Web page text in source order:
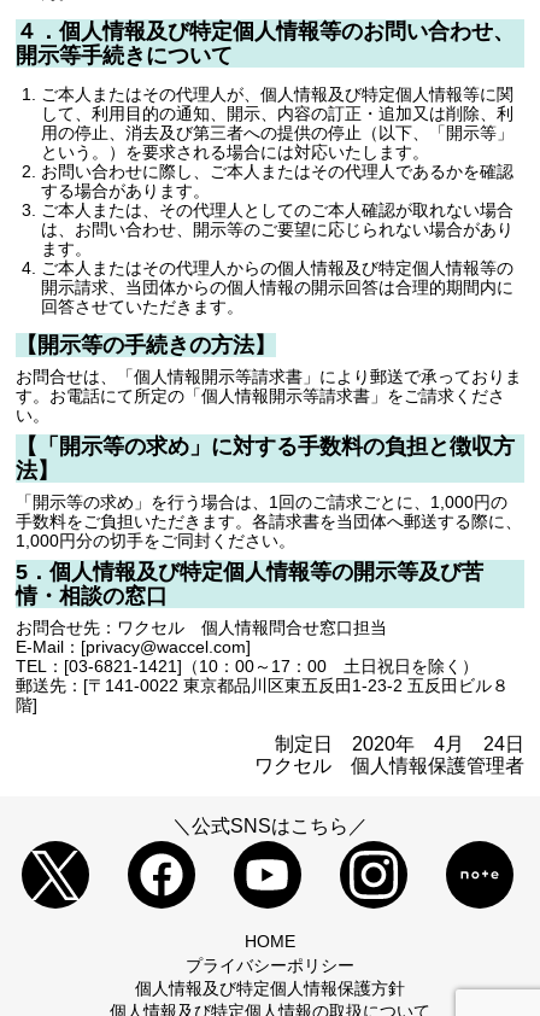
４．個人情報及び特定個人情報等のお問い合わせ、
開示等手続きについて
ご本人またはその代理人が、個人情報及び特定個人情報等に関
して、利用目的の通知、開示、内容の訂正・追加又は削除、利
用の停止、消去及び第三者への提供の停止（以下、「開示等」
という。）を要求される場合には対応いたします。
お問い合わせに際し、ご本人またはその代理人であるかを確認
する場合があります。
ご本人または、その代理人としてのご本人確認が取れない場合
は、お問い合わせ、開示等のご要望に応じられない場合があり
ます。
ご本人またはその代理人からの個人情報及び特定個人情報等の
開示請求、当団体からの個人情報の開示回答は合理的期間内に
回答させていただきます。
【開示等の手続きの方法】
お問合せは、「個人情報開示等請求書」により郵送で承っておりま
す。お電話にて所定の「個人情報開示等請求書」をご請求くださ
い。
【「開示等の求め」に対する手数料の負担と徴収方
法】
「開示等の求め」を行う場合は、1回のご請求ごとに、1,000円の
手数料をご負担いただきます。各請求書を当団体へ郵送する際に、
1,000円分の切手をご同封ください。
5．個人情報及び特定個人情報等の開示等及び苦
情・相談の窓口
お問合せ先：ワクセル 個人情報問合せ窓口担当
E-Mail：[privacy@waccel.com]
TEL：[03-6821-1421]（10：00～17：00 土日祝日を除く）
郵送先：[〒141-0022 東京都品川区東五反田1-23-2 五反田ビル８
階]
制定日 2020年 4月 24日
ワクセル 個人情報保護管理者
＼公式SNSはこちら／
HOME
プライバシーポリシー
個人情報及び特定個人情報保護方針
個人情報及び特定個人情報の取扱について